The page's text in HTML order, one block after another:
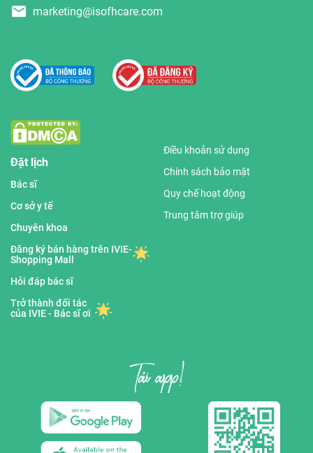
marketing@isofhcare.com
Đặt lịch
Bác sĩ
Cơ sở y tế
Chuyên khoa
Đăng ký bán hàng trên IVIE-
Shopping Mall
Hỏi đáp bác sĩ
Trở thành đối tác
của IVIE - Bác sĩ ơi
Điều khoản sử dụng
Chính sách bảo mật
Quy chế hoạt động
Trung tâm trợ giúp